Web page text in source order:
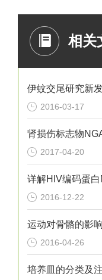
相关
2016-03-17
肾损伤标志物
2017-04-20
详解HIV编码蛋
2016-12-22
运动对骨骼的影响
2016-04-26
培养皿的分类及